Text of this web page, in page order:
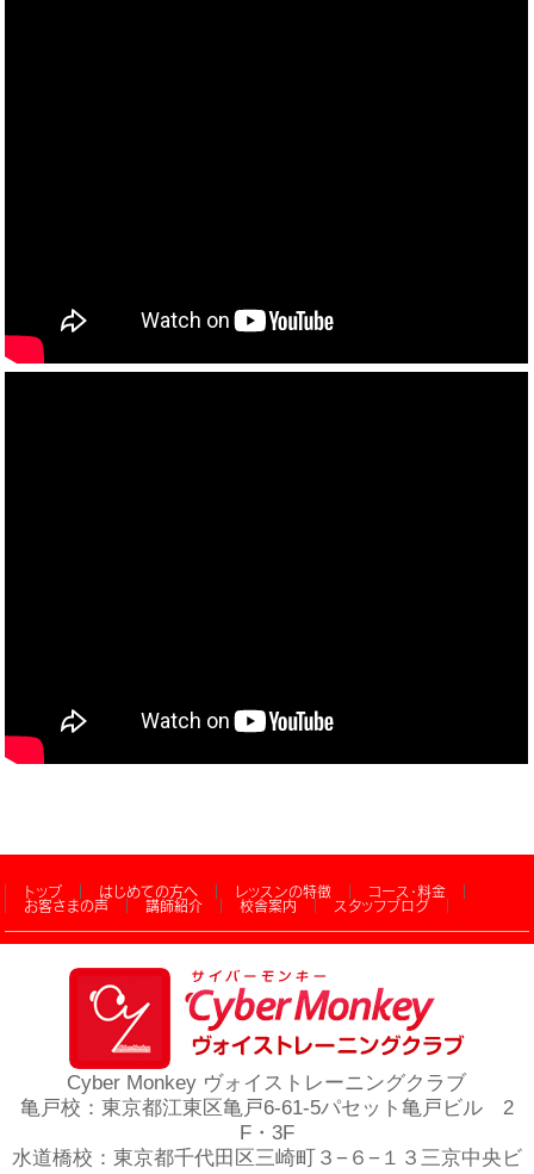
トップ はじめての方へ レッスンの特徴
コース・料金
お客さまの声
講師紹介 校舎案内 スタッフブログ
Cyber Monkey ヴォイストレーニングクラブ
亀戸校：東京都江東区亀戸6-61-5パセット亀戸ビル 2
F・3F
水道橋校：東京都千代田区三崎町３−６−１３三京中央ビ